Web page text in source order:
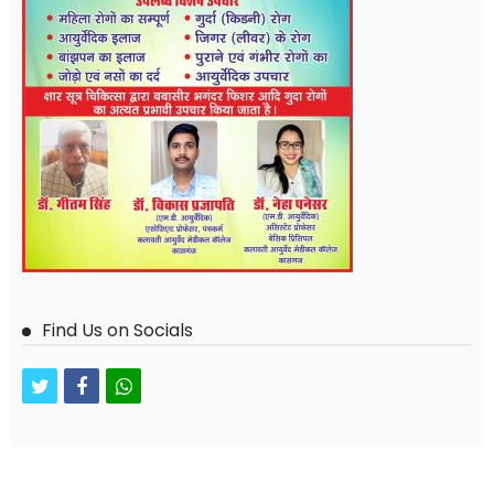
Find Us on Socials
twitterfacebookwhatsapp